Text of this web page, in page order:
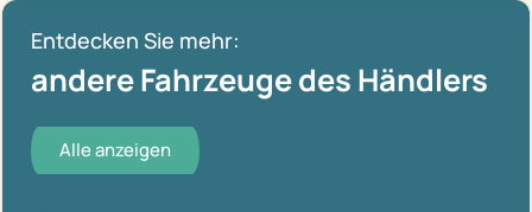
Entdecken Sie mehr:
andere Fahrzeuge des Händlers
Alle anzeigen